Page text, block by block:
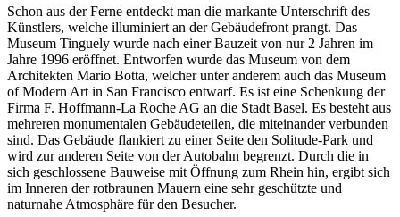
Schon aus der Ferne entdeckt man die markante Unterschrift des
Künstlers, welche illuminiert an der Gebäudefront prangt. Das
Museum Tinguely wurde nach einer Bauzeit von nur 2 Jahren im
Jahre 1996 eröffnet. Entworfen wurde das Museum von dem
Architekten Mario Botta, welcher unter anderem auch das Museum
of Modern Art in San Francisco entwarf. Es ist eine Schenkung der
Firma F. Hoffmann-La Roche AG an die Stadt Basel. Es besteht aus
mehreren monumentalen Gebäudeteilen, die miteinander verbunden
sind. Das Gebäude flankiert zu einer Seite den Solitude-Park und
wird zur anderen Seite von der Autobahn begrenzt. Durch die in
sich geschlossene Bauweise mit Öffnung zum Rhein hin, ergibt sich
im Inneren der rotbraunen Mauern eine sehr geschützte und
naturnahe Atmosphäre für den Besucher.